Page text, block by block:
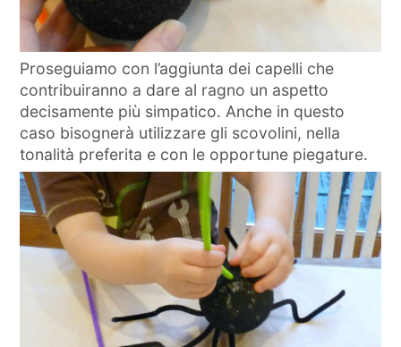
Proseguiamo con l’aggiunta dei capelli che
contribuiranno a dare al ragno un aspetto
decisamente più simpatico. Anche in questo
caso bisognerà utilizzare gli scovolini, nella
tonalità preferita e con le opportune piegature.